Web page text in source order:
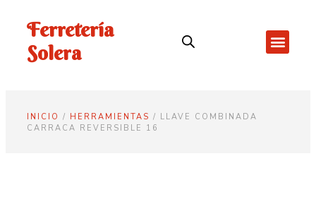
Ferretería
Solera
INICIO / HERRAMIENTAS / LLAVE COMBINADA
CARRACA REVERSIBLE 16